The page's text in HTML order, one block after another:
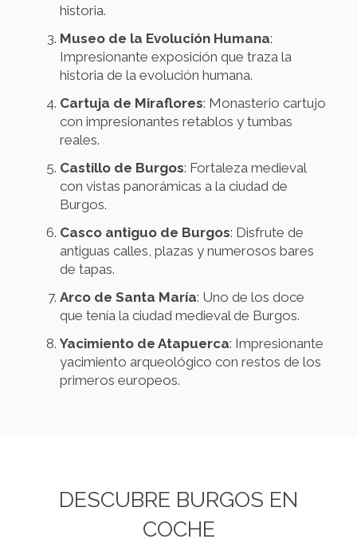
historia.
Museo de la Evolución Humana:
Impresionante exposición que traza la
historia de la evolución humana.
Cartuja de Miraflores: Monasterio cartujo
con impresionantes retablos y tumbas
reales.
Castillo de Burgos: Fortaleza medieval
con vistas panorámicas a la ciudad de
Burgos.
Casco antiguo de Burgos: Disfrute de
antiguas calles, plazas y numerosos bares
de tapas.
Arco de Santa María: Uno de los doce
que tenía la ciudad medieval de Burgos.
Yacimiento de Atapuerca: Impresionante
yacimiento arqueológico con restos de los
primeros europeos.
DESCUBRE BURGOS EN
COCHE